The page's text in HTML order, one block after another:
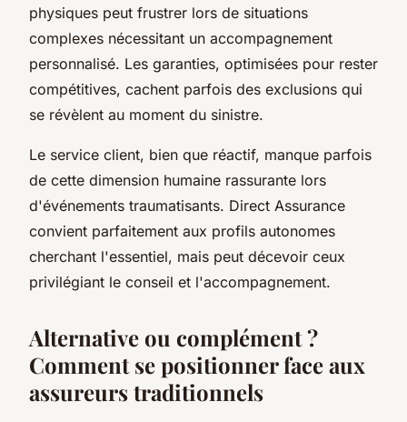
physiques peut frustrer lors de situations
complexes nécessitant un accompagnement
personnalisé. Les garanties, optimisées pour rester
compétitives, cachent parfois des exclusions qui
se révèlent au moment du sinistre.
Le service client, bien que réactif, manque parfois
de cette dimension humaine rassurante lors
d'événements traumatisants. Direct Assurance
convient parfaitement aux profils autonomes
cherchant l'essentiel, mais peut décevoir ceux
privilégiant le conseil et l'accompagnement.
Alternative ou complément ?
Comment se positionner face aux
assureurs traditionnels